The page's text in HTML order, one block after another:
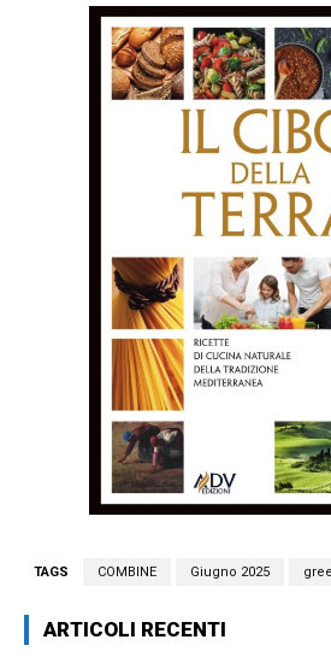
TAGS COMBINE Giugno 2025
ARTICOLI RECENTI